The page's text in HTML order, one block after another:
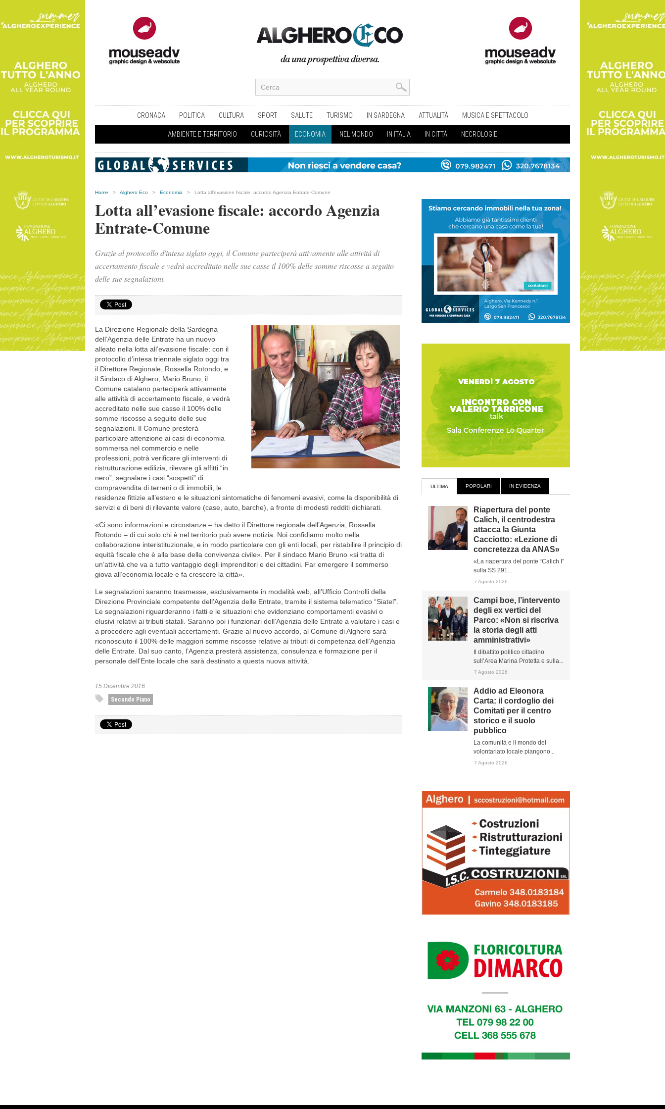
CRONACA POLITICA CULTURA SPORT SALUTE TURISMO IN SARDEGNA ATTUALITÀ MUSICA E SPETTACOLO
AMBIENTE E TERRITORIO CURIOSITÀ ECONOMIA NEL MONDO IN ITALIA IN CITTÀ NECROLOGIE
Home > Alghero Eco > Economia > Lotta all’evasione fiscale: accordo Agenzia Entrate-Comune
Lotta all’evasione fiscale: accordo Agenzia
Entrate-Comune
Grazie al protocollo d'intesa siglato oggi, il Comune parteciperà attivamente alle attività di
accertamento fiscale e vedrà accreditato nelle sue casse il 100% delle somme riscosse a seguito
delle sue segnalazioni.
La Direzione Regionale della Sardegna
dell’Agenzia delle Entrate ha un nuovo
alleato nella lotta all’evasione fiscale: con il
protocollo d’intesa triennale siglato oggi tra
il Direttore Regionale, Rossella Rotondo, e
il Sindaco di Alghero, Mario Bruno, il
Comune catalano parteciperà attivamente
alle attività di accertamento fiscale, e vedrà
accreditato nelle sue casse il 100% delle
somme riscosse a seguito delle sue
segnalazioni. Il Comune presterà
particolare attenzione ai casi di economia
sommersa nel commercio e nelle
professioni, potrà verificare gli interventi di
ristrutturazione edilizia, rilevare gli affitti “in
nero”, segnalare i casi “sospetti” di
compravendita di terreni o di immobili, le
residenze fittizie all’estero e le situazioni sintomatiche di fenomeni evasivi, come la disponibilità di
servizi e di beni di rilevante valore (case, auto, barche), a fronte di modesti redditi dichiarati.
«Ci sono informazioni e circostanze – ha detto il Direttore regionale dell’Agenzia, Rossella
Rotondo – di cui solo chi è nel territorio può avere notizia. Noi confidiamo molto nella
collaborazione interistituzionale, e in modo particolare con gli enti locali, per ristabilire il principio di
equità fiscale che è alla base della convivenza civile». Per il sindaco Mario Bruno «si tratta di
un’attività che va a tutto vantaggio degli imprenditori e dei cittadini. Far emergere il sommerso
giova all’economia locale e fa crescere la città».
Le segnalazioni saranno trasmesse, esclusivamente in modalità web, all’Ufficio Controlli della
Direzione Provinciale competente dell’Agenzia delle Entrate, tramite il sistema telematico “Siatel”.
Le segnalazioni riguarderanno i fatti e le situazioni che evidenziano comportamenti evasivi o
elusivi relativi ai tributi statali. Saranno poi i funzionari dell’Agenzia delle Entrate a valutare i casi e
a procedere agli eventuali accertamenti. Grazie al nuovo accordo, al Comune di Alghero sarà
riconosciuto il 100% delle maggiori somme riscosse relative ai tributi di competenza dell’Agenzia
delle Entrate. Dal suo canto, l’Agenzia presterà assistenza, consulenza e formazione per il
personale dell’Ente locale che sarà destinato a questa nuova attività.
15 Dicembre 2016
Secondo Piano
ULTIMA POPOLARI IN EVIDENZA
Riapertura del ponte
Calich, il centrodestra
attacca la Giunta
Cacciotto: «Lezione di
concretezza da ANAS»
«La riapertura del ponte “Calich I”
sulla SS 291...
7 Agosto 2026
Campi boe, l’intervento
degli ex vertici del
Parco: «Non si riscriva
la storia degli atti
amministrativi»
Il dibattito politico cittadino
sull’Area Marina Protetta e sulla...
7 Agosto 2026
Addio ad Eleonora
Carta: il cordoglio dei
Comitati per il centro
storico e il suolo
pubblico
La comunità e il mondo del
volontariato locale piangono...
7 Agosto 2026